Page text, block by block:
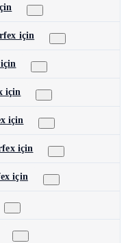
için
için
için
için
için